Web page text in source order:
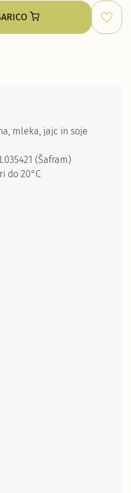
mleka, jajc in soje
(Šafram)
do 20°C